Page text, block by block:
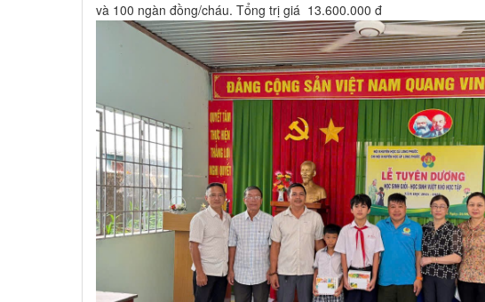
và 100 ngàn đồng/cháu. Tổng trị giá 13.600.000 đ